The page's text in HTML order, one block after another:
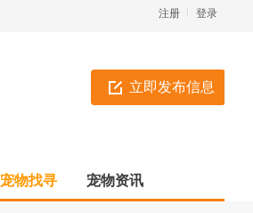
登录
注册
立即发布信息
宠物找寻 宠物资讯